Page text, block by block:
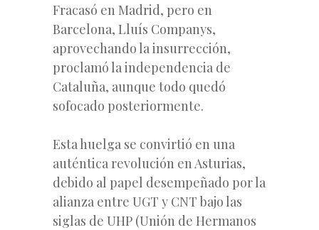
Fracasó en Madrid, pero en
Barcelona, Lluís Companys,
aprovechando la insurrección,
proclamó la independencia de
Cataluña, aunque todo quedó
sofocado posteriormente.
Esta huelga se convirtió en una
auténtica revolución en Asturias,
debido al papel desempeñado por la
alianza entre UGT y CNT bajo las
siglas de UHP (Unión de Hermanos